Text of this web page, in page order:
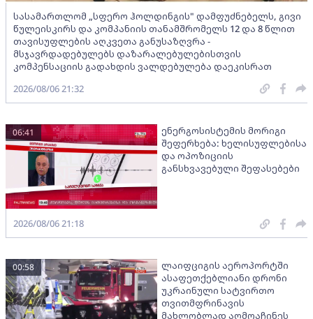
სასამართლომ „სფერო ჰოლდინგის" დამფუძნებელს, გივი
წულეისკირს და კომპანიის თანამშრომელს 12 და 8 წლით
თავისუფლების აღკვეთა განუსაზღვრა -
მსჯავრდადებულებს დაზარალებულებისთვის
კომპენსაციის გადახდის ვალდებულება დაეკისრათ
2026/08/06 21:32
ენერგოსისტემის მორიგი
შეფერხება: ხელისუფლებისა
და ოპოზიციის
განსხვავებული შეფასებები
06:41
2026/08/06 21:18
ლაიფციგის აეროპორტში
ასაფეთქებლიანი დრონი
უკრაინული სატვირთო
თვითმფრინავის
მახლობლად აღმოაჩინეს
00:58